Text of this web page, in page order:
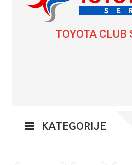
TOYOTA CLUB
KATEGORIJE